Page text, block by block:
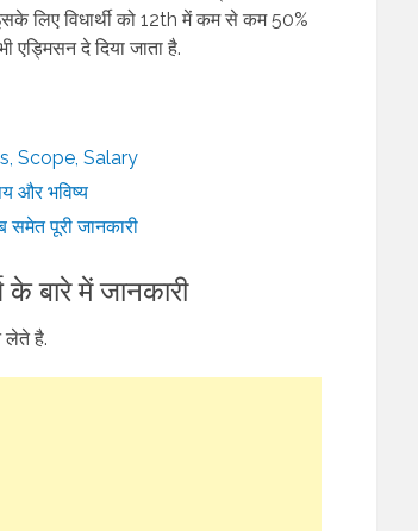
लिए विधार्थी को 12th में कम से कम 50%
दे दिया जाता है.
Scope, Salary
और भविष्य
पूरी जानकारी
बारे में जानकारी
लेते है.